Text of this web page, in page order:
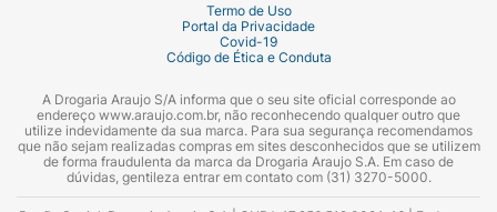
Termo de Uso
Portal da Privacidade
Covid-19
Código de Ética e Conduta
A Drogaria Araujo S/A informa que o seu site oficial corresponde ao
endereço www.araujo.com.br, não reconhecendo qualquer outro que
utilize indevidamente da sua marca. Para sua segurança recomendamos
que não sejam realizadas compras em sites desconhecidos que se utilizem
de forma fraudulenta da marca da Drogaria Araujo S.A. Em caso de
dúvidas, gentileza entrar em contato com (31) 3270-5000.